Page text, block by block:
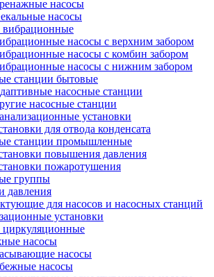
насосы
насосы
насосы с верхним забором
насосы с комбин забором
насосы с нижним забором
станции бытовые
насосные станции
насосные станции
установки
для отвода конденсата
станции промышленные
повышения давления
пожаротушения
группы
давления
для насосов и насосных станций
установки
насосы
насосы
насосы